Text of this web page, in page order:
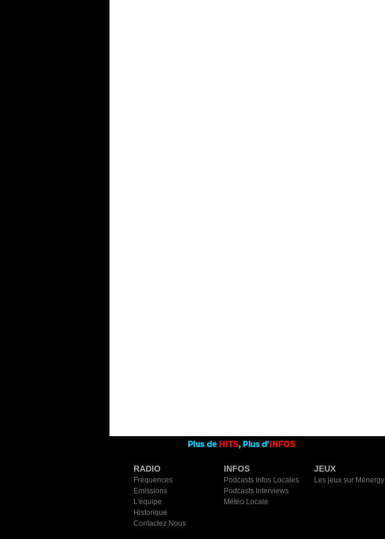
RADIO
Fréquences
Emissions
L'équipe
Historique
Contactez Nous
INFOS
Podcasts Infos Locales
Podcasts Interviews
Météo Locale
JEUX
Les jeux sur Ménergy